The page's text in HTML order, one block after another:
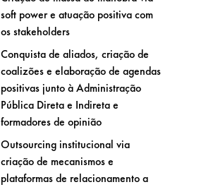
soft power e atuação positiva com
os stakeholders
Conquista de aliados, criação de
coalizões e elaboração de agendas
positivas junto à Administração
Pública Direta e Indireta e
formadores de opinião
Outsourcing institucional via
criação de mecanismos e
plataformas de relacionamento a